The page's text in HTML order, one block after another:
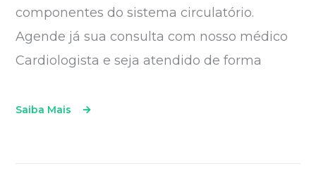
componentes do sistema circulatório.
Agende já sua consulta com nosso médico
Cardiologista e seja atendido de forma
Saiba Mais